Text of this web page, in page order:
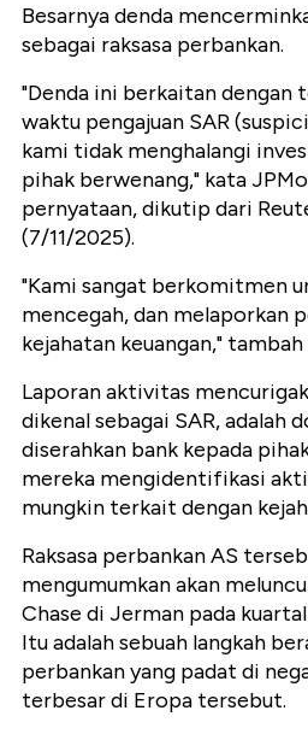
Besarnya denda
sebagai raksasa perbankan.
"Denda ini berkaitan dengan
waktu pengajuan SAR
kami tidak menghalangi
pihak berwenang," kata
pernyataan, dikutip dari
(7/11/2025).
"Kami sangat berkomitmen
mencegah, dan melaporkan
kejahatan keuangan,"
Laporan aktivitas
dikenal sebagai SAR, adalah
diserahkan bank kepada
mereka mengidentifikasi
mungkin terkait dengan
Raksasa perbankan AS
mengumumkan akan
Chase di Jerman pada
Itu adalah sebuah langkah
perbankan yang padat di
terbesar di Eropa tersebut.